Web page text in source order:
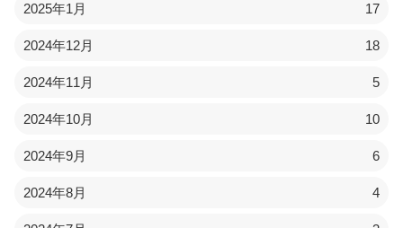
2025年1月 17
2024年12月 18
2024年11月 5
2024年10月 10
2024年9月 6
2024年8月 4